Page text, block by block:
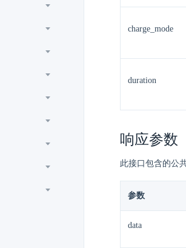
charge_mode
duration
响应参数
此接口包含的公
参数
data